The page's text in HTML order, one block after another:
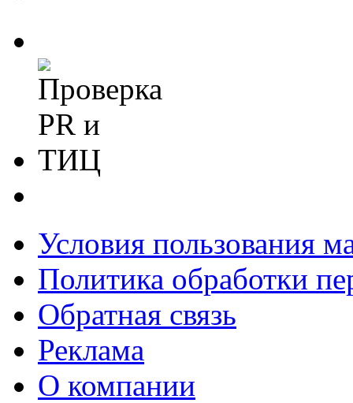
Условия пользования
Политика обработки
Обратная связь
Реклама
О компании